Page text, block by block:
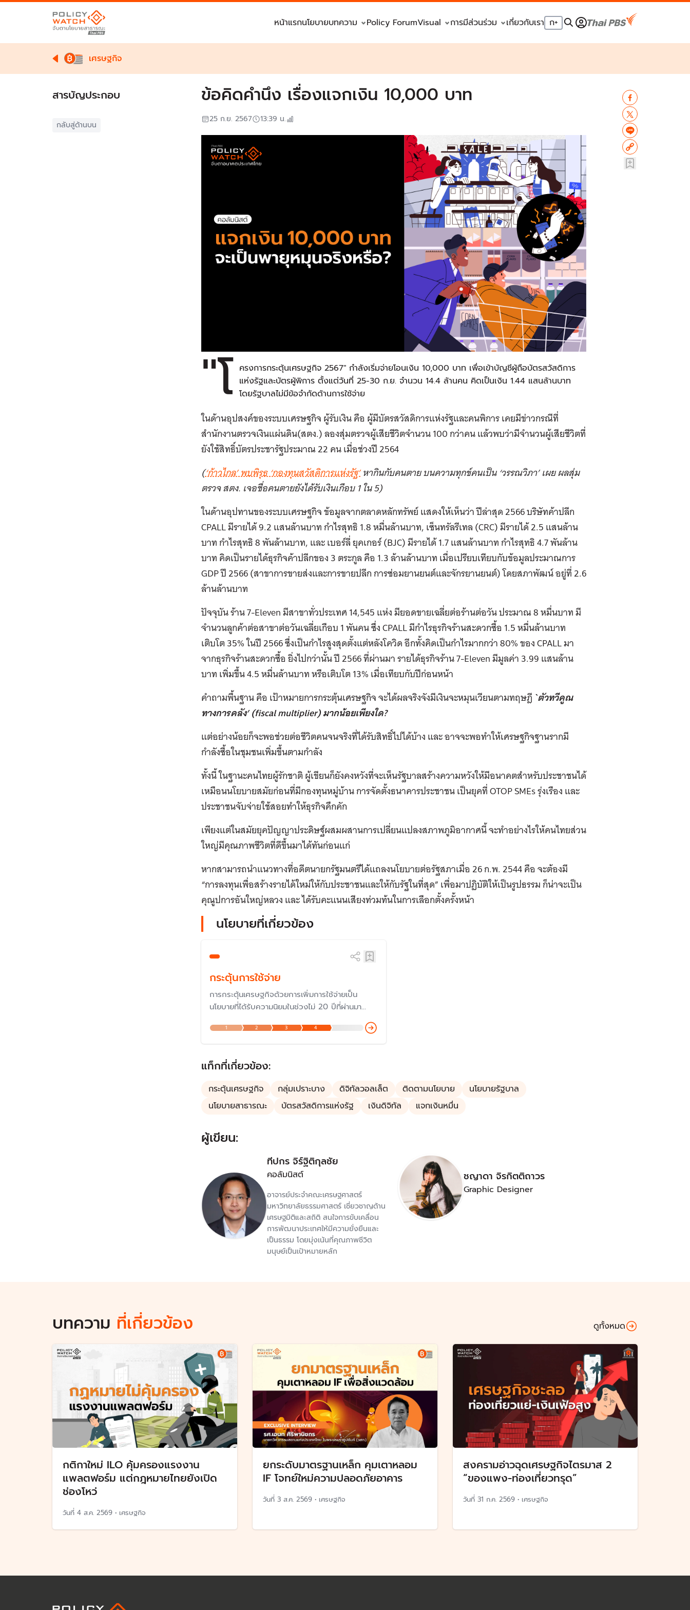
หน้าแรกนโยบายบทความ Policy ForumVisual การมีส่วนร่วม เกี่ยวกับเรา ก+
เศรษฐกิจ
สารบัญประกอบ
กลับสู่ด้านบน
ข้อคิดคำนึง เรื่องแจกเงิน 10,000 บาท
25 ก.ย. 2567 13:39 น.
"โ ครงการกระตุ้นเศรษฐกิจ 2567" กำลังเริ่มจ่ายโอนเงิน 10,000 บาท เพื่อเข้าบัญชีผู้ถือบัตรสวัสดิการ
แห่งรัฐและบัตรผู้พิการ ตั้งแต่วันที่ 25-30 ก.ย. จำนวน 14.4 ล้านคน คิดเป็นเงิน 1.44 แสนล้านบาท
โดยรัฐบาลไม่มีข้อจำกัดด้านการใช้จ่าย
ในด้านอุปสงค์ของระบบเศรษฐกิจ ผู้รับเงิน คือ ผู้มีบัตรสวัสดิการแห่งรัฐและคนพิการ เคยมีข่าวกรณีที่
สำนักงานตรวจเงินแผ่นดิน(สตง.) ลองสุ่มตรวจผู้เสียชีวิตจำนวน 100 กว่าคน แล้วพบว่ามีจำนวนผู้เสียชีวิตที่
ยังใช้สิทธิ์บัตรประชารัฐประมาณ 22 คน เมื่อช่วงปี 2564
(‘ก้าวไกล’ พบพิรุธ ‘กองทุนสวัสดิการแห่งรัฐ’หากินกับคนตาย บนความทุกข์คนเป็น ‘วรรณวิภา’ เผย ผลสุ่ม
ตรวจ สตง. เจอชื่อคนตายยังได้รับเงินเกือบ 1 ใน 5)
ในด้านอุปทานของระบบเศรษฐกิจ ข้อมูลจากตลาดหลักทรัพย์ แสดงให้เห็นว่า ปีล่าสุด 2566 บริษัทค้าปลีก
CPALL มีรายได้ 9.2 แสนล้านบาท กำไรสุทธิ 1.8 หมื่นล้านบาท, เซ็นทรัลรีเทล (CRC) มีรายได้ 2.5 แสนล้าน
บาท กำไรสุทธิ 8 พันล้านบาท, และ เบอร์ลี่ ยุคเกอร์ (BJC) มีรายได้ 1.7 แสนล้านบาท กำไรสุทธิ 4.7 พันล้าน
บาท คิดเป็นรายได้ธุรกิจค้าปลีกของ 3 ตระกูล คือ 1.3 ล้านล้านบาท เมื่อเปรียบเทียบกับข้อมูลประมาณการ
GDP ปี 2566 (สาขาการขายส่งและการขายปลีก การซ่อมยานยนต์และจักรยานยนต์) โดยสภาพัฒน์ อยู่ที่ 2.6
ล้านล้านบาท
ปัจจุบัน ร้าน 7-Eleven มีสาขาทั่วประเทศ 14,545 แห่ง มียอดขายเฉลี่ยต่อร้านต่อวัน ประมาณ 8 หมื่นบาท มี
จำนวนลูกค้าต่อสาขาต่อวันเฉลี่ยเกือบ 1 พันคน ซึ่ง CPALL มีกำไรธุรกิจร้านสะดวกซื้อ 1.5 หมื่นล้านบาท
เติบโต 35% ในปี 2566 ซึ่งเป็นกำไรสูงสุดตั้งแต่หลังโควิด อีกทั้งคิดเป็นกำไรมากกว่า 80% ของ CPALL มา
จากธุรกิจร้านสะดวกซื้อ ยิ่งไปกว่านั้น ปี 2566 ที่ผ่านมา รายได้ธุรกิจร้าน 7-Eleven มีมูลค่า 3.99 แสนล้าน
บาท เพิ่มขึ้น 4.5 หมื่นล้านบาท หรือเติบโต 13% เมื่อเทียบกับปีก่อนหน้า
คำถามพื้นฐาน คือ เป้าหมายการกระตุ้นเศรษฐกิจ จะได้ผลจริงจังมีเงินจะหมุนเวียนตามทฤษฎี `ตัวทวีคูณ
ทางการคลัง’ (fiscal multiplier) มากน้อยเพียงใด?
แต่อย่างน้อยก็จะพอช่วยต่อชีวิตคนจนจริงที่ได้รับสิทธิ์ไปได้บ้าง และ อาจจะพอทำให้เศรษฐกิจฐานรากมี
กำลังซื้อในชุมชนเพิ่มขึ้นตามกำลัง
ทั้งนี้ ในฐานะคนไทยผู้รักชาติ ผู้เขียนก็ยังคงหวังที่จะเห็นรัฐบาลสร้างความหวังให้มีอนาคตสำหรับประชาชนได้
เหมือนนโยบายสมัยก่อนที่มีกองทุนหมู่บ้าน การจัดตั้งธนาคารประชาชน เป็นยุคที่ OTOP SMEs รุ่งเรือง และ
ประชาชนจับจ่ายใช้สอยทำให้ธุรกิจคึกคัก
เพียงแต่ในสมัยยุคปัญญาประดิษฐ์ผสมผสานการเปลี่ยนแปลงสภาพภูมิอากาศนี้ จะทำอย่างไรให้คนไทยส่วน
ใหญ่มีคุณภาพชีวิตที่ดีขึ้นมาได้ทันก่อนแก่
หากสามารถนำแนวทางที่อดีตนายกรัฐมนตรีได้แถลงนโยบายต่อรัฐสภาเมื่อ 26 ก.พ. 2544 คือ จะต้องมี
“การลงทุนเพื่อสร้างรายได้ใหม่ให้กับประชาชนและให้กับรัฐในที่สุด” เพื่อมาปฏิบัติให้เป็นรูปธรรม ก็น่าจะเป็น
คุณูปการอันใหญ่หลวง และ ได้รับคะแนนเสียงท่วมท้นในการเลือกตั้งครั้งหน้า
นโยบายที่เกี่ยวข้อง
กระตุ้นการใช้จ่าย
การกระตุ้นเศรษฐกิจด้วยการเพิ่มการใช้จ่ายเป็น
นโยบายที่ได้รับความนิยมในช่วงไม่ 20 ปีที่ผ่านมา
วิจารณ์ในเรื่องความสมเหตุสมผล ที่ผ่านมา รัฐบาล
อาจกระตุ้นด้วยมาตรการ "ลดหย่อนภาษี" "แจกเงินเข้า
ครึ่ง"
1 2 3 4
แท็กที่เกี่ยวข้อง:
กระตุ้นเศรษฐกิจ กลุ่มเปราะบาง ดิจิทัลวอลเล็ต ติดตามนโยบาย
นโยบายรัฐบาล
นโยบายสาธารณะ
บัตรสวัสดิการแห่งรัฐ เงินดิจิทัล แจกเงินหมื่น
ผู้เขียน:
ทีปกร จิร์ฐิติกุลชัย
คอลัมนิสต์
อาจารย์ประจำคณะเศรษฐศาสตร์
มหาวิทยาลัยธรรมศาสตร์ เชี่ยวชาญด้าน
เศรษฐมิติและสถิติ สนใจการขับเคลื่อน
การพัฒนาประเทศให้มีความยั่งยืนและ
เป็นธรรม โดยมุ่งเน้นที่คุณภาพชีวิต
มนุษย์เป็นเป้าหมายหลัก
ชญาดา จิรกิตติถาวร
Graphic Designer
บทความ ที่เกี่ยวข้อง ดูทั้งหมด
กติกาใหม่ ILO คุ้มครองแรงงาน
แพลตฟอร์ม แต่กฎหมายไทยยังเปิด
ช่องโหว่
วันที่ 4 ส.ค. 2569 • เศรษฐกิจ
ยกระดับมาตรฐานเหล็ก คุมเตาหลอม
IF โจทย์ใหม่ความปลอดภัยอาคาร
วันที่ 3 ส.ค. 2569 • เศรษฐกิจ
สงครามอ่าวฉุดเศรษฐกิจไตรมาส 2
“ของแพง-ท่องเที่ยวทรุด”
วันที่ 31 ก.ค. 2569 • เศรษฐกิจ